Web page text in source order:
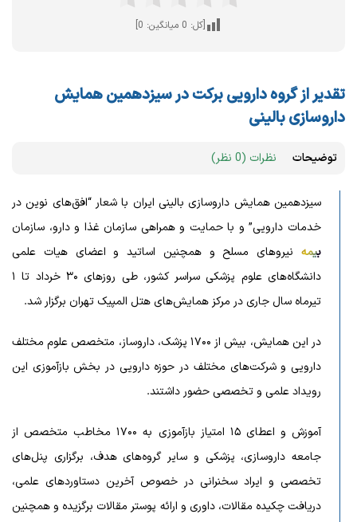
[کل: 0 میانگین: 0
]
تقدیر از گروه دارویی برکت در سیزدهمین همایش
داروسازی بالینی
توضیحات نظرات (0 نظر)
سیزدهمین همایش داروسازی بالینی ایران با شعار “افق‌های نوین در
خدمات دارویی” و با حمایت و همراهی سازمان غذا و دارو، سازمان
بیمهنیروهای مسلح و همچنین اساتید و اعضای هیات علمی
دانشگاه‌های علوم پزشکی سراسر کشور، طی روزهای ۳۰ خرداد تا ۱
تیرماه سال جاری در مرکز همایش‌های هتل المپیک تهران برگزار شد.
در این همایش، بیش از ۱۷۰۰ پزشک، داروساز، متخصص علوم مختلف
دارویی و شرکت‌های مختلف در حوزه دارویی در بخش بازآموزی این
رویداد علمی و تخصصی حضور داشتند.
آموزش و اعطای ۱۵ امتیاز بازآموزی به ۱۷۰۰ مخاطب متخصص از
جامعه داروسازی، پزشکی و سایر گروه‌های هدف، برگزاری پنل‌های
تخصصی و ایراد سخنرانی در خصوص آخرین دستاوردهای علمی،
دریافت چکیده مقالات، داوری و ارائه پوستر مقالات برگزیده و همچنین